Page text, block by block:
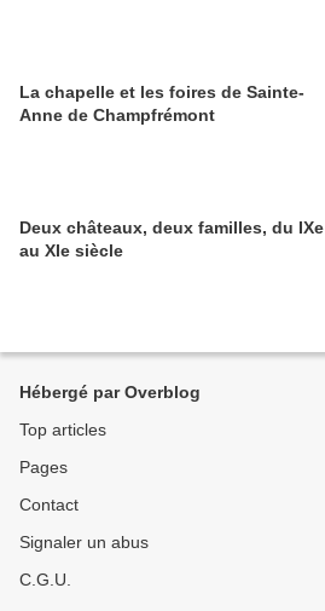
La chapelle et les foires de Sainte-
Anne de Champfrémont
Deux châteaux, deux familles, du IXe
au XIe siècle
Hébergé par Overblog
Top articles
Pages
Contact
Signaler un abus
C.G.U.